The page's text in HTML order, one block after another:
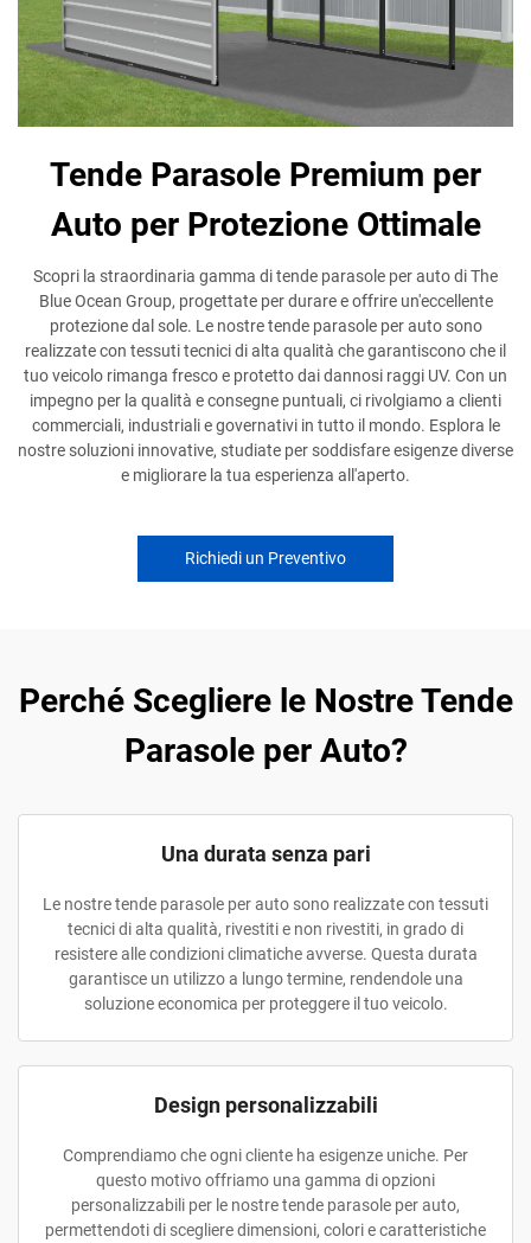
Tende Parasole Premium per
Auto per Protezione Ottimale
Scopri la straordinaria gamma di tende parasole per auto di The
Blue Ocean Group, progettate per durare e offrire un'eccellente
protezione dal sole. Le nostre tende parasole per auto sono
realizzate con tessuti tecnici di alta qualità che garantiscono che il
tuo veicolo rimanga fresco e protetto dai dannosi raggi UV. Con un
impegno per la qualità e consegne puntuali, ci rivolgiamo a clienti
commerciali, industriali e governativi in tutto il mondo. Esplora le
nostre soluzioni innovative, studiate per soddisfare esigenze diverse
e migliorare la tua esperienza all'aperto.
Richiedi un Preventivo
Perché Scegliere le Nostre Tende
Parasole per Auto?
Una durata senza pari
Le nostre tende parasole per auto sono realizzate con tessuti
tecnici di alta qualità, rivestiti e non rivestiti, in grado di
resistere alle condizioni climatiche avverse. Questa durata
garantisce un utilizzo a lungo termine, rendendole una
soluzione economica per proteggere il tuo veicolo.
Design personalizzabili
Comprendiamo che ogni cliente ha esigenze uniche. Per
questo motivo offriamo una gamma di opzioni
personalizzabili per le nostre tende parasole per auto,
permettendoti di scegliere dimensioni, colori e caratteristiche